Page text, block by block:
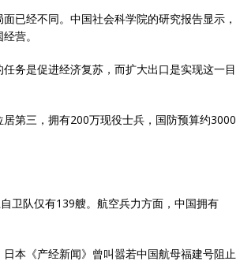
已经不同。中国社会科学院的研究报告显示，
营。
务是促进经济复苏，而扩大出口是实现这一目
第三，拥有200万现役士兵，国防预算约3000
卫队仅有139艘。航空兵力方面，中国拥有
本《产经新闻》曾叫嚣若中国航母福建号阻止